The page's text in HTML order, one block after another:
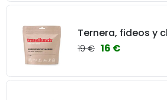
Ternera, fideos y
19 € 16 €